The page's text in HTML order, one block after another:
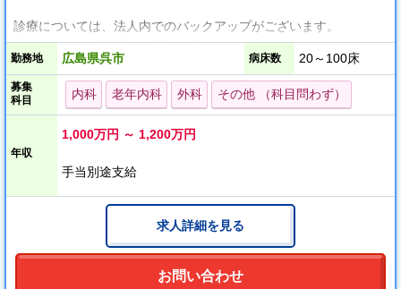
診療については、法人内でのバックアップがございます。
診療についてご不安をお持ちの方は、
車で5分程の距離にございます同法人の病院で働く医師にご相談が
可能です。
科目問わずの募集でございます。
施設の場所は、JR呉線の最寄り駅より、徒歩7分です。
広島市内からもお車で30分程でご通勤が可能でございます。
勤務地 広島県呉市 病床数 20～100床
募集
科目
内科 老年内科 外科 その他 （科目問わず）
年収
1,000万円 ～ 1,200万円
手当別途支給
求人詳細を見る
お問い合わせ